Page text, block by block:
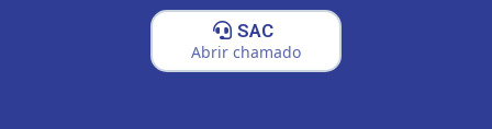
SAC
Abrir chamado